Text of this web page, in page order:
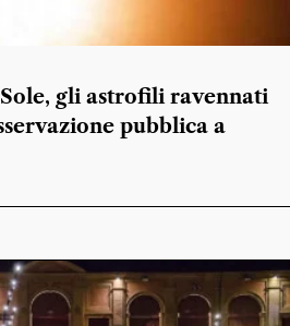
gli astrofili ravennati
pubblica a